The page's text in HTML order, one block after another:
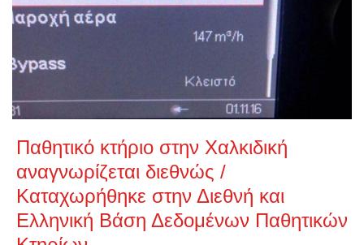
Παθητικό κτήριο στην Χαλκιδική
αναγνωρίζεται διεθνώς /
Καταχωρήθηκε στην Διεθνή και
Ελληνική Βάση Δεδομένων Παθητικών